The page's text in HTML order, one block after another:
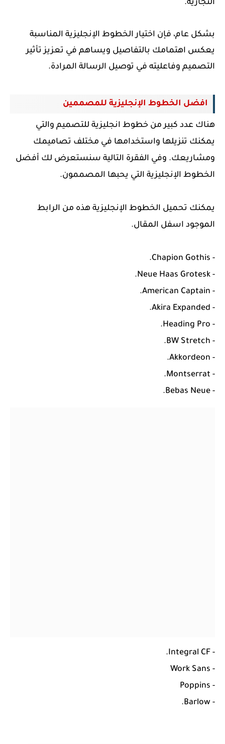
التجارية.
بشكل عام، فإن اختيار الخطوط الإنجليزية المناسبة
يعكس اهتمامك بالتفاصيل ويساهم في تعزيز تأثير
التصميم وفاعليته في توصيل الرسالة المرادة.
افضل الخطوط الإنجليزية للمصممين
هناك عدد كبير من خطوط انجليزية للتصميم والتي
يمكنك تنزيلها واستخدامها في مختلف تصاميمك
ومشاريعك. وفي الفقرة التالية سنستعرض لك أفضل
الخطوط الإنجليزية التي يحبها المصممون.
يمكنك تحميل الخطوط الإنجليزية هذه من الرابط
الموجود اسفل المقال.
- Chapion Gothis.
- Neue Haas Grotesk.
- American Captain.
- Akira Expanded.
- Heading Pro.
- BW Stretch.
- Akkordeon.
- Montserrat.
- Bebas Neue.
- Integral CF.
- Work Sans
- Poppins
- Barlow.